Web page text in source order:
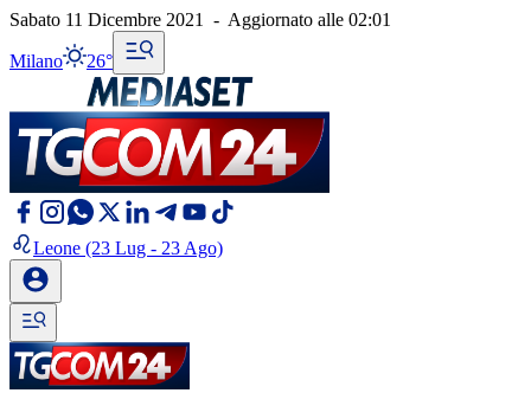
Sabato 11 Dicembre 2021 - Aggiornato alle 02:01
Milano 26°
Leone (23 Lug - 23 Ago)